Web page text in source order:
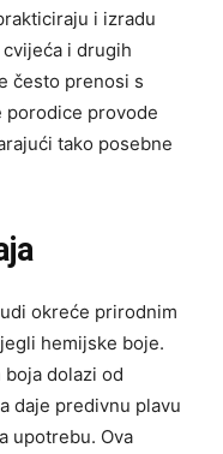
i izradu
i drugih
često prenosi s
porodice provode
tako posebne
okreće prirodnim
hemijske boje.
dolazi od
daje predivnu plavu
upotrebu. Ova